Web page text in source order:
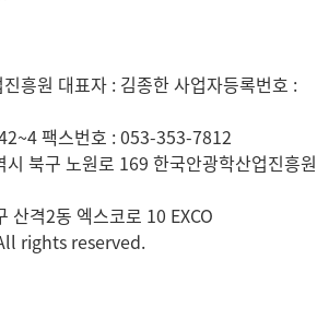
흥원 대표자 : 김종한 사업자등록번호 :
팩스번호 : 053-353-7812
북구 노원로 169 한국안광학산업진흥원
산격2동 엑스코로 10 EXCO
rights reserved.